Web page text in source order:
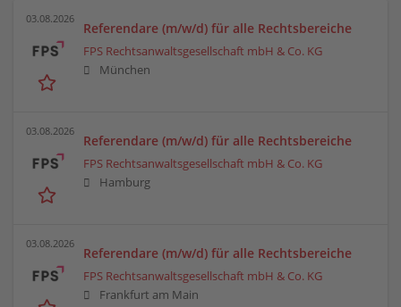
03.08.2026
Referendare (m/w/d) für alle Rechtsbereiche
FPS Rechtsanwaltsgesellschaft mbH & Co. KG
München
03.08.2026
Referendare (m/w/d) für alle Rechtsbereiche
FPS Rechtsanwaltsgesellschaft mbH & Co. KG
Hamburg
03.08.2026
Referendare (m/w/d) für alle Rechtsbereiche
FPS Rechtsanwaltsgesellschaft mbH & Co. KG
Frankfurt am Main